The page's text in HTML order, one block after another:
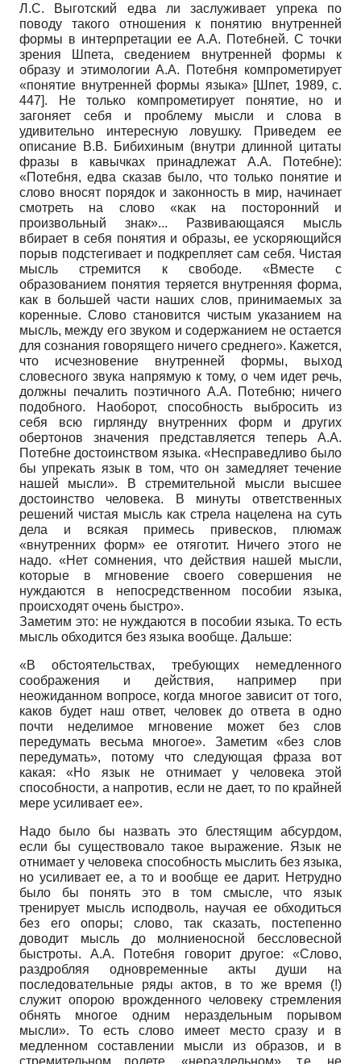
Л.С. Выготский едва ли заслуживает упрека по
поводу такого отношения к понятию внутренней
формы в интерпретации ее А.А. Потебней. С точки
зрения Шпета, сведением внутренней формы к
образу и этимологии А.А. Потебня компрометирует
«понятие внутренней формы языка» [Шпет, 1989, с.
447]. Не только компрометирует понятие, но и
загоняет себя и проблему мысли и слова в
удивительно интересную ловушку. Приведем ее
описание В.В. Бибихиным (внутри длинной цитаты
фразы в кавычках принадлежат А.А. Потебне):
«Потебня, едва сказав было, что только понятие и
слово вносят порядок и законность в мир, начинает
смотреть на слово «как на посторонний и
произвольный знак»... Развивающаяся мысль
вбирает в себя понятия и образы, ее ускоряющийся
порыв подстегивает и подкрепляет сам себя. Чистая
мысль стремится к свободе. «Вместе с
образованием понятия теряется внутренняя форма,
как в большей части наших слов, принимаемых за
коренные. Слово становится чистым указанием на
мысль, между его звуком и содержанием не остается
для сознания говорящего ничего среднего». Кажется,
что исчезновение внутренней формы, выход
словесного звука напрямую к тому, о чем идет речь,
должны печалить поэтичного А.А. Потебню; ничего
подобного. Наоборот, способность выбросить из
себя всю гирлянду внутренних форм и других
обертонов значения представляется теперь А.А.
Потебне достоинством языка. «Несправедливо было
бы упрекать язык в том, что он замедляет течение
нашей мысли». В стремительной мысли высшее
достоинство человека. В минуты ответственных
решений чистая мысль как стрела нацелена на суть
дела и всякая примесь привесков, плюмаж
«внутренних форм» ее отяготит. Ничего этого не
надо. «Нет сомнения, что действия нашей мысли,
которые в мгновение своего совершения не
нуждаются в непосредственном пособии языка,
происходят очень быстро».
Заметим это: не нуждаются в пособии языка. То есть
мысль обходится без языка вообще. Дальше:
«В обстоятельствах, требующих немедленного
соображения и действия, например при
неожиданном вопросе, когда многое зависит от того,
каков будет наш ответ, человек до ответа в одно
почти неделимое мгновение может без слов
передумать весьма многое». Заметим «без слов
передумать», потому что следующая фраза вот
какая: «Но язык не отнимает у человека этой
способности, а напротив, если не дает, то по крайней
мере усиливает ее».
Надо было бы назвать это блестящим абсурдом,
если бы существовало такое выражение. Язык не
отнимает у человека способность мыслить без языка,
но усиливает ее, а то и вообще ее дарит. Нетрудно
было бы понять это в том смысле, что язык
тренирует мысль исподволь, научая ее обходиться
без его опоры; слово, так сказать, постепенно
доводит мысль до молниеносной бессловесной
быстроты. А.А. Потебня говорит другое: «Слово,
раздробляя одновременные акты души на
последовательные ряды актов, в то же время (!)
служит опорою врожденного человеку стремления
обнять многое одним нераздельным порывом
мысли». То есть слово имеет место сразу и в
медленном составлении мысли из образов, и в
стремительном полете, «нераздельном», т.е. не